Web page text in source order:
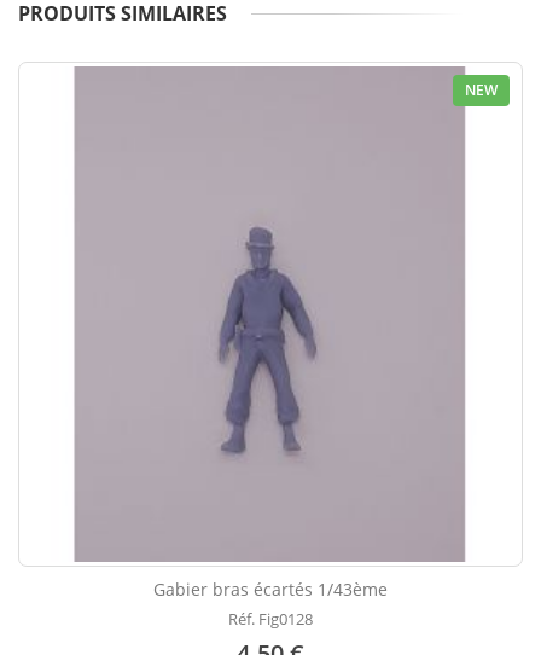
PRODUITS SIMILAIRES
NEW
Gabier bras écartés 1/43ème
Réf. Fig0128